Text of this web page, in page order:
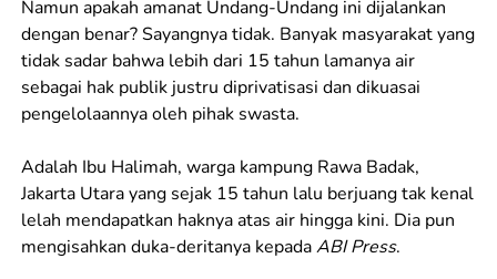
Namun apakah amanat Undang-Undang ini dijalankan
dengan benar? Sayangnya tidak. Banyak masyarakat yang
tidak sadar bahwa lebih dari 15 tahun lamanya air
sebagai hak publik justru diprivatisasi dan dikuasai
pengelolaannya oleh pihak swasta.
Adalah Ibu Halimah, warga kampung Rawa Badak,
Jakarta Utara yang sejak 15 tahun lalu berjuang tak kenal
lelah mendapatkan haknya atas air hingga kini. Dia pun
mengisahkan duka-deritanya kepadaABI Press.